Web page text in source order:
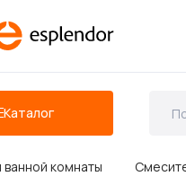
Каталог
Аксессуары для ванных
комнаты